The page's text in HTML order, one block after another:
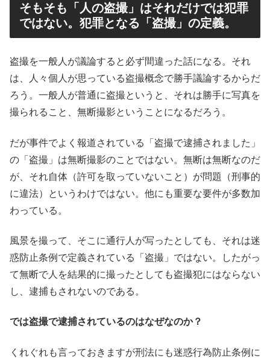
そもそも「人の盗撮」はそれだけでは犯罪
ではない。犯罪となる「盗撮」の定義。
盗撮を一般人が議論すると必ず間違った話になる。それ
は、人々個人が思っている盗撮概念で勝手議論するからだ
ろう。一般人が普通に盗撮というと、それは勝手に写真を
撮られること、無断撮影ということになるだろう。
だが事件でよく報道されている「盗撮で逮捕されました」
の「盗撮」は無断撮影のことではない。無断は無断なのだ
が、それ自体（許可を取っていないこと）が問題（刑事的
に違法）というわけではない。他にも重要な要件が多数加
わっている。
風景を撮って、そこに通行人が写ったとしても、それは迷
惑防止条例で定義されている「盗撮」ではない。したがっ
て無断で人を結果的に撮ったとしても盗撮犯にはならない
し、逮捕もされないのである。
では盗撮で逮捕されているのはなぜなのか？
くれぐれも言っておきますが刑法にも迷惑行為防止条例に